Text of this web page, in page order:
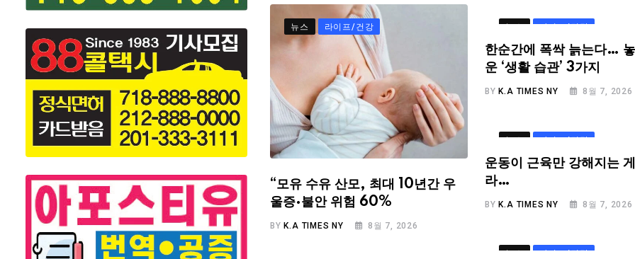
뉴스 라이프/건강
“모유 수유 산모, 최대 10년간 우
울증·불안 위험 60%
BYK.A TIMES NY 8월 7, 2026
뉴스 라이프/건강
한순간에 폭싹 늙는다…
운 ‘생활 습관’ 3가지
BYK.A TIMES NY 8월 7, 2026
뉴스 라이프/건강
운동이 근육만 강해지는
라…
BYK.A TIMES NY 8월 7, 2026
뉴스 라이프/건강